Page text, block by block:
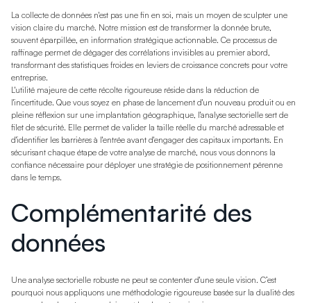
La collecte de données n'est pas une fin en soi, mais un moyen de sculpter une
vision claire du marché. Notre mission est de transformer la donnée brute,
souvent éparpillée, en information stratégique actionnable. Ce processus de
raffinage permet de dégager des corrélations invisibles au premier abord,
transformant des statistiques froides en leviers de croissance concrets pour votre
entreprise.
L'utilité majeure de cette récolte rigoureuse réside dans la réduction de
l'incertitude. Que vous soyez en phase de lancement d'un nouveau produit ou en
pleine réflexion sur une implantation géographique, l'analyse sectorielle sert de
filet de sécurité. Elle permet de valider la taille réelle du marché adressable et
d'identifier les barrières à l'entrée avant d'engager des capitaux importants. En
sécurisant chaque étape de votre analyse de marché, nous vous donnons la
confiance nécessaire pour déployer une stratégie de positionnement pérenne
dans le temps.
Complémentarité des
données
Une analyse sectorielle robuste ne peut se contenter d'une seule vision. C’est
pourquoi nous appliquons une méthodologie rigoureuse basée sur la dualité des